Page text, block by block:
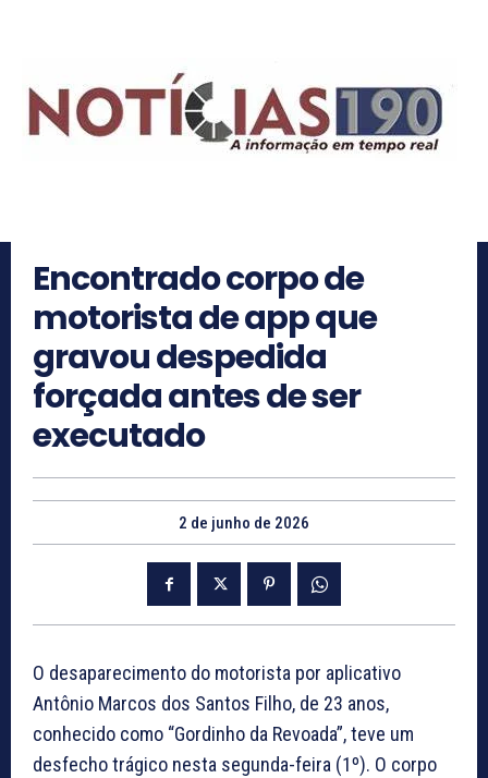
Encontrado corpo de
motorista de app que
gravou despedida
forçada antes de ser
executado
2 de junho de 2026
O desaparecimento do motorista por aplicativo
Antônio Marcos dos Santos Filho, de 23 anos,
conhecido como “Gordinho da Revoada”, teve um
desfecho trágico nesta segunda-feira (1º). O corpo